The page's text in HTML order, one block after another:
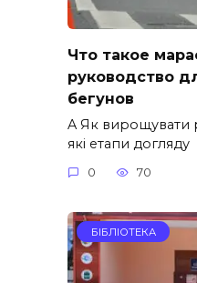
Что такое
руководство
бегунов
A Як вирощувати
які етапи догляду
0 70
БІБЛІОТЕКА